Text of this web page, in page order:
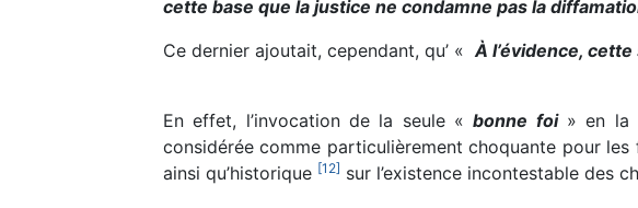
cette base que la justice ne condamne pas la
Ce dernier ajoutait, cependant, qu’ «À l’évidence,
En effet, l’invocation de la seule «bonne foi» en la
considérée comme particulièrement choquante pour les
ainsi qu’historique [12] sur l’existence incontestable des